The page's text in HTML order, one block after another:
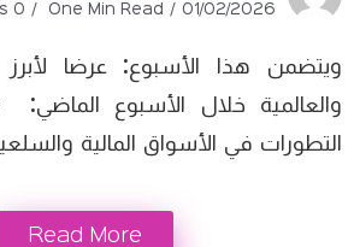
01/02/2026
One Min Read
0 Comments
ويتضمن هذا الأسبوع: عرضا لأبرز
والعالمية خلال الأسبوع
التطورات في الأسواق المالية
Read More